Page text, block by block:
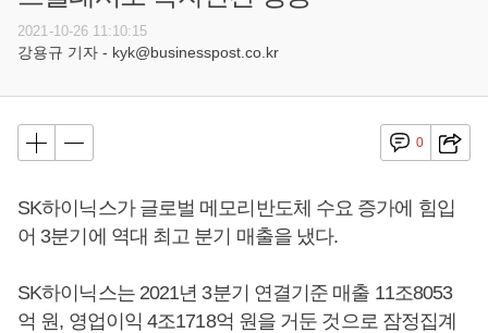
2021-10-26 11:10:15
강용규 기자 - kyk@businesspost.co.kr
0
SK하이닉스가 글로벌 메모리반도체 수요 증가에 힘입
어 3분기에 역대 최고 분기 매출을 냈다.
SK하이닉스는 2021년 3분기 연결기준 매출 11조8053
억 원, 영업이익 4조1718억 원을 거둔 것으로 잠정집계